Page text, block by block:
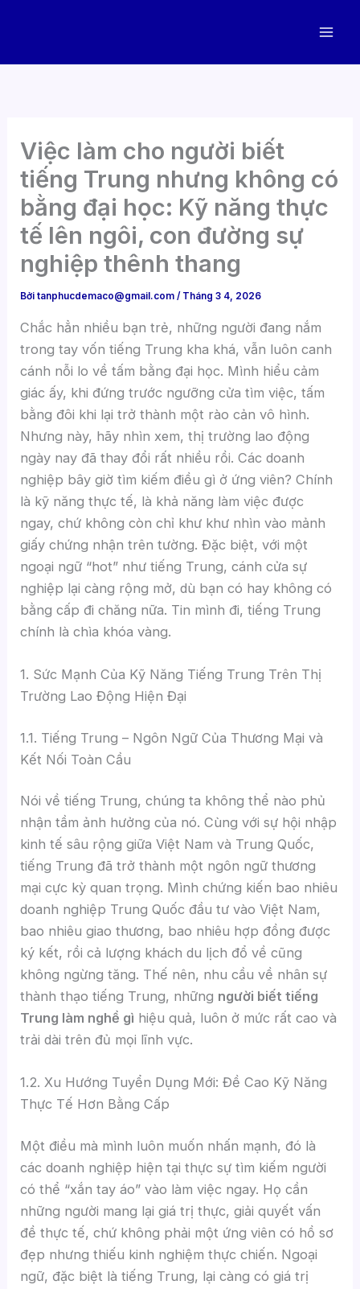
Việc làm cho người biết
tiếng Trung nhưng không có
bằng đại học: Kỹ năng thực
tế lên ngôi, con đường sự
nghiệp thênh thang
Bởitanphucdemaco@gmail.com/ Tháng 3 4, 2026
Chắc hẳn nhiều bạn trẻ, những người đang nắm
trong tay vốn tiếng Trung kha khá, vẫn luôn canh
cánh nỗi lo về tấm bằng đại học. Mình hiểu cảm
giác ấy, khi đứng trước ngưỡng cửa tìm việc, tấm
bằng đôi khi lại trở thành một rào cản vô hình.
Nhưng này, hãy nhìn xem, thị trường lao động
ngày nay đã thay đổi rất nhiều rồi. Các doanh
nghiệp bây giờ tìm kiếm điều gì ở ứng viên? Chính
là kỹ năng thực tế, là khả năng làm việc được
ngay, chứ không còn chỉ khư khư nhìn vào mảnh
giấy chứng nhận trên tường. Đặc biệt, với một
ngoại ngữ “hot” như tiếng Trung, cánh cửa sự
nghiệp lại càng rộng mở, dù bạn có hay không có
bằng cấp đi chăng nữa. Tin mình đi, tiếng Trung
chính là chìa khóa vàng.
1. Sức Mạnh Của Kỹ Năng Tiếng Trung Trên Thị
Trường Lao Động Hiện Đại
1.1. Tiếng Trung – Ngôn Ngữ Của Thương Mại và
Kết Nối Toàn Cầu
Nói về tiếng Trung, chúng ta không thể nào phủ
nhận tầm ảnh hưởng của nó. Cùng với sự hội nhập
kinh tế sâu rộng giữa Việt Nam và Trung Quốc,
tiếng Trung đã trở thành một ngôn ngữ thương
mại cực kỳ quan trọng. Mình chứng kiến bao nhiêu
doanh nghiệp Trung Quốc đầu tư vào Việt Nam,
bao nhiêu giao thương, bao nhiêu hợp đồng được
ký kết, rồi cả lượng khách du lịch đổ về cũng
không ngừng tăng. Thế nên, nhu cầu về nhân sự
thành thạo tiếng Trung, những người biết tiếng
Trung làm nghề gì hiệu quả, luôn ở mức rất cao và
trải dài trên đủ mọi lĩnh vực.
1.2. Xu Hướng Tuyển Dụng Mới: Đề Cao Kỹ Năng
Thực Tế Hơn Bằng Cấp
Một điều mà mình luôn muốn nhấn mạnh, đó là
các doanh nghiệp hiện tại thực sự tìm kiếm người
có thể “xắn tay áo” vào làm việc ngay. Họ cần
những người mang lại giá trị thực, giải quyết vấn
đề thực tế, chứ không phải một ứng viên có hồ sơ
đẹp nhưng thiếu kinh nghiệm thực chiến. Ngoại
ngữ, đặc biệt là tiếng Trung, lại càng có giá trị